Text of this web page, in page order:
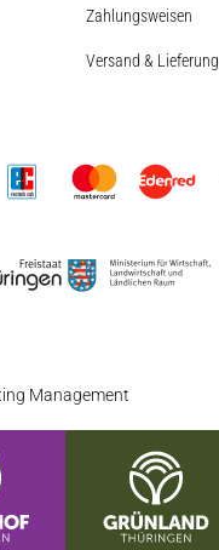
Zahlungsweisen
Versand & Lieferung
Management